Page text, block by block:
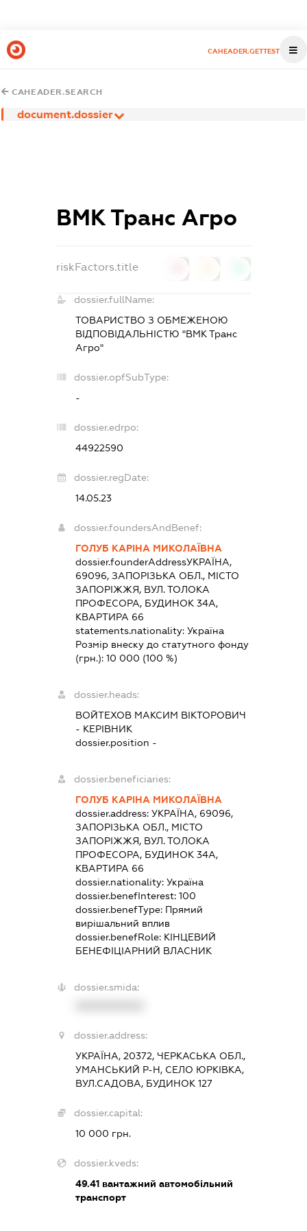
CAHEADER.GETTEST
CAHEADER.SEARCH
document.dossier
ВМК Транс Агро
riskFactors.title
dossier.fullName:
ТОВАРИСТВО З ОБМЕЖЕНОЮ
ВІДПОВІДАЛЬНІСТЮ "ВМК Транс
Агро"
dossier.opfSubType:
-
dossier.edrpo:
44922590
dossier.regDate:
14.05.23
dossier.foundersAndBenef:
ГОЛУБ КАРІНА МИКОЛАЇВНА
dossier.founderAddressУКРАЇНА,
69096, ЗАПОРІЗЬКА ОБЛ., МІСТО
ЗАПОРІЖЖЯ, ВУЛ. ТОЛОКА
ПРОФЕСОРА, БУДИНОК 34А,
КВАРТИРА 66
statements.nationality: Україна
Розмір внеску до статутного фонду
(грн.): 10 000 (100 %)
dossier.heads:
ВОЙТЕХОВ МАКСИМ ВІКТОРОВИЧ
- КЕРІВНИК
dossier.position -
dossier.beneficiaries:
ГОЛУБ КАРІНА МИКОЛАЇВНА
dossier.address: УКРАЇНА, 69096,
ЗАПОРІЗЬКА ОБЛ., МІСТО
ЗАПОРІЖЖЯ, ВУЛ. ТОЛОКА
ПРОФЕСОРА, БУДИНОК 34А,
КВАРТИРА 66
dossier.nationality: Україна
dossier.benefInterest: 100
dossier.benefType: Прямий
вирішальний вплив
dossier.benefRole: КІНЦЕВИЙ
БЕНЕФІЦІАРНИЙ ВЛАСНИК
dossier.smida:
dossier.address:
УКРАЇНА, 20372, ЧЕРКАСЬКА ОБЛ.,
УМАНСЬКИЙ Р-Н, СЕЛО ЮРКІВКА,
ВУЛ.САДОВА, БУДИНОК 127
dossier.capital:
10 000 грн.
dossier.kveds:
49.41вантажний автомобільний
транспорт